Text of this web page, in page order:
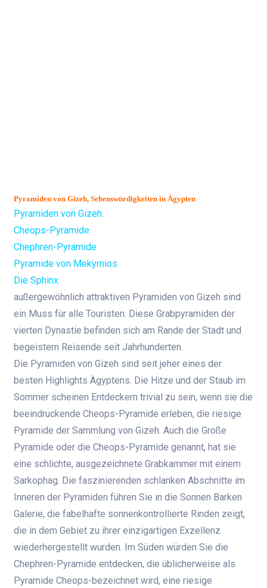
Pyramiden von Gizeh, Sehenswürdigkeiten in Ägypten
Pyramiden von Gizeh.
Cheops-Pyramide
Chephren-Pyramide
Pyramide von Mekyrnios
Die Sphinx
außergewöhnlich attraktiven Pyramiden von Gizeh sind
ein Muss für alle Touristen. Diese Grabpyramiden der
vierten Dynastie befinden sich am Rande der Stadt und
begeistern Reisende seit Jahrhunderten.
Die Pyramiden von Gizeh sind seit jeher eines der
besten Highlights Ägyptens. Die Hitze und der Staub im
Sommer scheinen Entdeckern trivial zu sein, wenn sie die
beeindruckende Cheops-Pyramide erleben, die riesige
Pyramide der Sammlung von Gizeh. Auch die Große
Pyramide oder die Cheops-Pyramide genannt, hat sie
eine schlichte, ausgezeichnete Grabkammer mit einem
Sarkophag. Die faszinierenden schlanken Abschnitte im
Inneren der Pyramiden führen Sie in die Sonnen Barken
Galerie, die fabelhafte sonnenkontrollierte Rinden zeigt,
die in dem Gebiet zu ihrer einzigartigen Exzellenz
wiederhergestellt wurden. Im Süden würden Sie die
Chephren-Pyramide entdecken, die üblicherweise als
Pyramide Cheops-bezeichnet wird, eine riesige